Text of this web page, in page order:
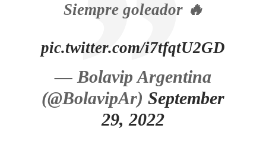
Siempre goleador 🔥
pic.twitter.com/i7tfqtU2GD
— Bolavip Argentina
(@BolavipAr) September
29, 2022